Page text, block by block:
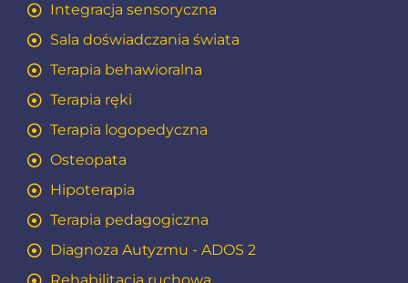
Integracja sensoryczna
Sala doświadczania świata
Terapia behawioralna
Terapia ręki
Terapia logopedyczna
Osteopata
Hipoterapia
Terapia pedagogiczna
Diagnoza Autyzmu - ADOS 2